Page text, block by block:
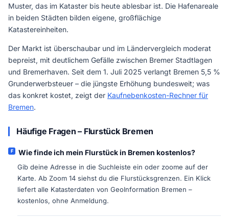
Muster, das im Kataster bis heute ablesbar ist. Die Hafenareale
in beiden Städten bilden eigene, großflächige
Katastereinheiten.
Der Markt ist überschaubar und im Ländervergleich moderat
bepreist, mit deutlichem Gefälle zwischen Bremer Stadtlagen
und Bremerhaven. Seit dem 1. Juli 2025 verlangt Bremen 5,5 %
Grunderwerbsteuer – die jüngste Erhöhung bundesweit; was
das konkret kostet, zeigt der Kaufnebenkosten-Rechner für
Bremen.
Häufige Fragen – Flurstück Bremen
Wie finde ich mein Flurstück in Bremen kostenlos?
Gib deine Adresse in die Suchleiste ein oder zoome auf der
Karte. Ab Zoom 14 siehst du die Flurstücksgrenzen. Ein Klick
liefert alle Katasterdaten von GeoInformation Bremen –
kostenlos, ohne Anmeldung.